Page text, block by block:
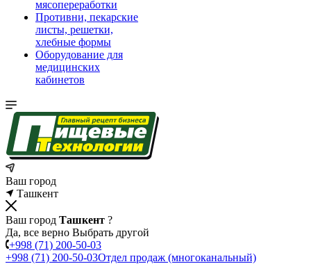
мясопереработки
Противни, пекарские
листы, решетки,
хлебные формы
Оборудование для
медицинских
кабинетов
Ваш город
Ташкент
Ваш город Ташкент ?
Да, все верно Выбрать другой
+998 (71) 200-50-03
+998 (71) 200-50-03Отдел продаж (многоканальный)